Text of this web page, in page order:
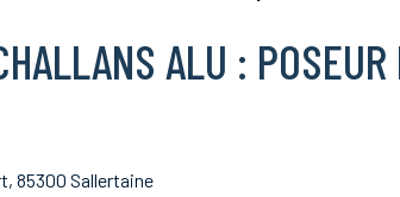
ALU :
85300 Sallertaine